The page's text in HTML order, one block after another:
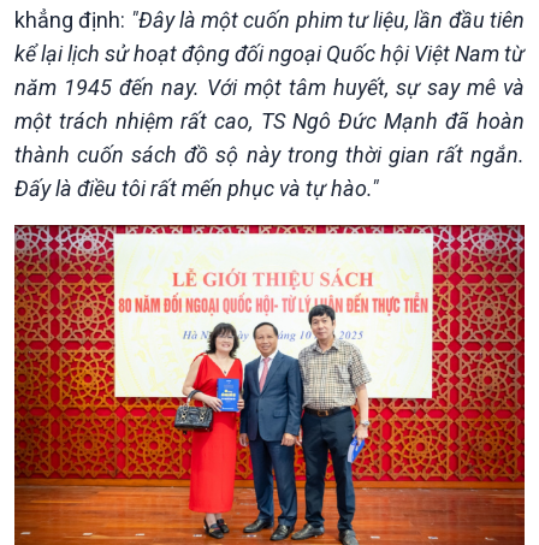
Podcast
Góc nhìn VOV1
Bình luận
10 phút Sự kiện - Luận bàn
Câu chuyện thời sự
khẳng định: "Đây là một cuốn phim tư liệu, lần đầu tiên
kể lại lịch sử hoạt động đối ngoại Quốc hội Việt Nam từ
năm 1945 đến nay. Với một tâm huyết, sự say mê và
một trách nhiệm rất cao, TS Ngô Đức Mạnh đã hoàn
thành cuốn sách đồ sộ này trong thời gian rất ngắn.
Đấy là điều tôi rất mến phục và tự hào."